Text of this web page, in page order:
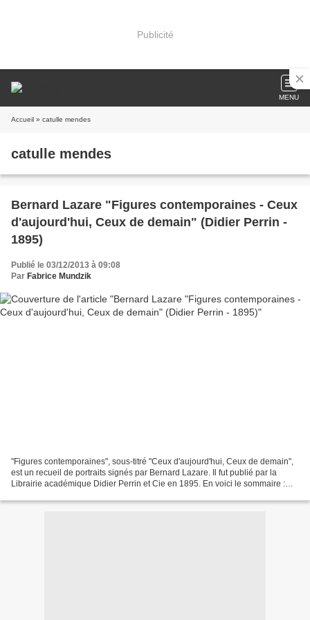
Publicité
MENU
Accueil » catulle mendes
catulle mendes
Bernard Lazare "Figures contemporaines - Ceux
d'aujourd'hui, Ceux de demain" (Didier Perrin -
1895)
Publié le 03/12/2013 à 09:08
Par Fabrice Mundzik
"Figures contemporaines", sous-titré "Ceux d'aujourd'hui, Ceux de demain",
est un recueil de portraits signés par Bernard Lazare. Il fut publié par la
Librairie académique Didier Perrin et Cie en 1895. En voici le sommaire :